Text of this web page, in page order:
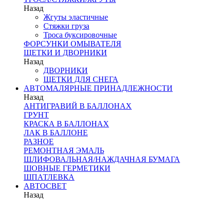
Назад
Жгуты эластичные
Стяжки груза
Троса буксировочные
ФОРСУНКИ ОМЫВАТЕЛЯ
ЩЕТКИ И ДВОРНИКИ
Назад
ДВОРНИКИ
ЩЕТКИ ДЛЯ СНЕГА
АВТОМАЛЯРНЫЕ ПРИНАДЛЕЖНОСТИ
Назад
АНТИГРАВИЙ В БАЛЛОНАХ
ГРУНТ
КРАСКА В БАЛЛОНАХ
ЛАК В БАЛЛОНЕ
РАЗНОЕ
РЕМОНТНАЯ ЭМАЛЬ
ШЛИФОВАЛЬНАЯ/НАЖДАЧНАЯ БУМАГА
ШОВНЫЕ ГЕРМЕТИКИ
ШПАТЛЕВКА
АВТОСВЕТ
Назад